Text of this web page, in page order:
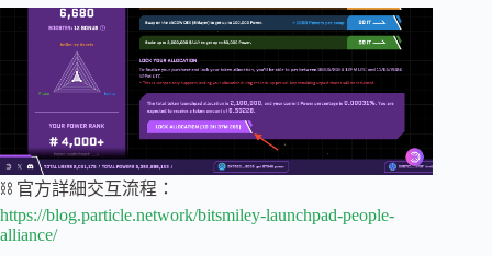
⛓ 官方詳細交互流程：
https://blog.particle.network/bitsmiley-launchpad-people-
alliance/